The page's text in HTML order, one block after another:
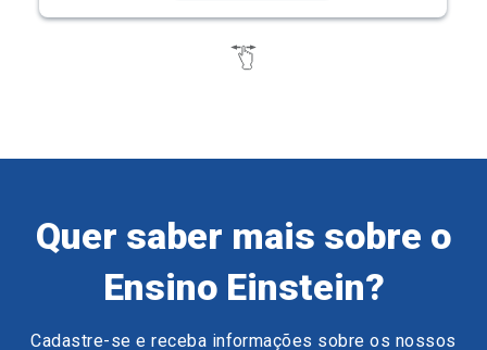
Quer saber mais sobre o
Ensino Einstein?
Cadastre-se e receba informações sobre os nossos